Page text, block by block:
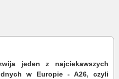
jeden z najciekawszych
w Europie - A26, czyli